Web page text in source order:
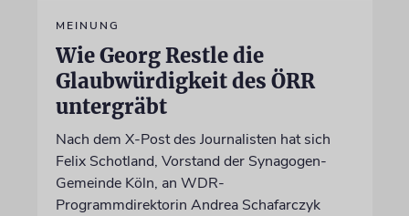
MEINUNG
Wie Georg Restle die
Glaubwürdigkeit des ÖRR
untergräbt
Nach dem X-Post des Journalisten hat sich
Felix Schotland, Vorstand der Synagogen-
Gemeinde Köln, an WDR-
Programmdirektorin Andrea Schafarczyk